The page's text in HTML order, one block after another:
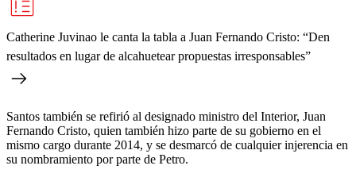
Catherine Juvinao le canta la tabla a Juan Fernando Cristo: “Den
resultados en lugar de alcahuetear propuestas irresponsables”
Santos también se refirió al designado ministro del Interior, Juan
Fernando Cristo, quien también hizo parte de su gobierno en el
mismo cargo durante 2014, y se desmarcó de cualquier injerencia en
su nombramiento por parte de Petro.